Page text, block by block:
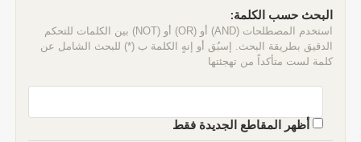
البحث حسب الكلمة:
استخدم المصطلحات (AND) أو (OR) أو (NOT) بين الكلمات للتحكم
الدقيق بطريقة البحث. إسبُق أو إنهٍ الكلمة ب (*) للبحث الشامل عن
كلمة لست متأكداً من تهجئتها
أظهر المقاطع الجديدة فقط